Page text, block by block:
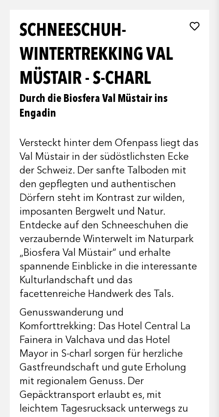
SCHNEESCHUH-
WINTERTREKKING VAL
MÜSTAIR - S-CHARL
Durch die Biosfera Val Müstair ins
Engadin
Versteckt hinter dem Ofenpass liegt das
Val Müstair in der südöstlichsten Ecke
der Schweiz. Der sanfte Talboden mit
den gepflegten und authentischen
Dörfern steht im Kontrast zur wilden,
imposanten Bergwelt und Natur.
Entdecke auf den Schneeschuhen die
verzaubernde Winterwelt im Naturpark
„Biosfera Val Müstair“ und erhalte
spannende Einblicke in die interessante
Kulturlandschaft und das
facettenreiche Handwerk des Tals.
Genusswanderung und
Komforttrekking: Das Hotel Central La
Fainera in Valchava und das Hotel
Mayor in S-charl sorgen für herzliche
Gastfreundschaft und gute Erholung
mit regionalem Genuss. Der
Gepäcktransport erlaubt es, mit
leichtem Tagesrucksack unterwegs zu